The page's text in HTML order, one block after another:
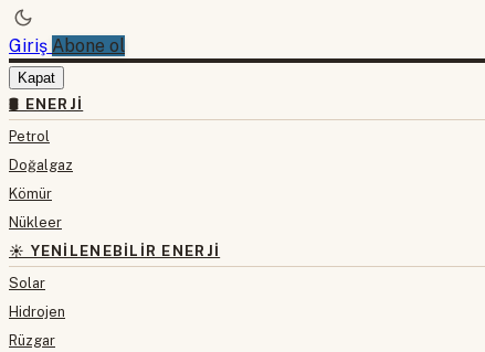
Giriş Abone ol
Kapat
🛢 ENERJI
Petrol
Doğalgaz
Kömür
Nükleer
☀️ YENILENEBILIR ENERJI
Solar
Hidrojen
Rüzgar